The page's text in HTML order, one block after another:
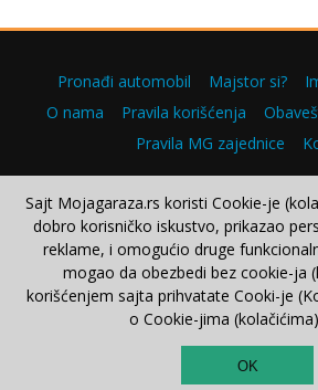
Pronađi automobil Majstor si?
O nama
Pravila korišćenja
Pravila MG zajednice
Copyright © 2000–2026.
Sajt Mojagaraza.rs koristi Cookie-je
dobro korisničko iskustvo, prikazao
reklame, i omogućio druge
mogao da obezbedi bez cookie-ja
korišćenjem sajta prihvatate Cooki-je
o Cookie-jima (kolačićima)
OK